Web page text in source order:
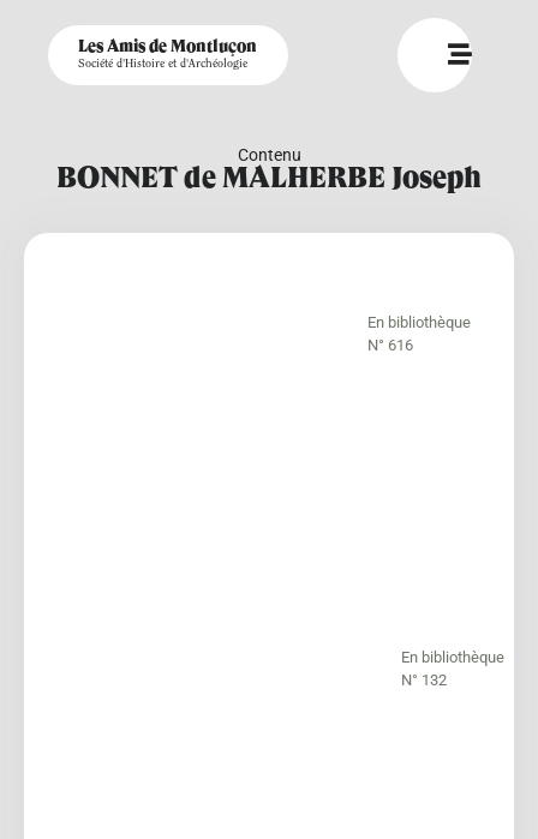
Les Amis de Montluçon
Société d'Histoire et d'Archéologie
Contenu
BONNET de MALHERBE Joseph
En bibliothèque
N° 616
En bibliothèque
N° 132